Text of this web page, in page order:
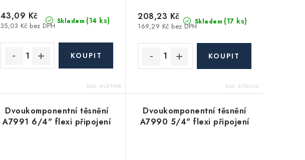
Skladem (14 ks)
35,03 Kč bez DPH
43,09 Kč
Kód:AVZ-P008
Skladem (17 ks)
169,29 Kč bez DPH
208,23 Kč
Kód:A150UNI
Dvoukomponentní těsnění
A7991 6/4" flexi připojení
Dvoukomponentní těsnění
A7990 5/4" flexi připojení